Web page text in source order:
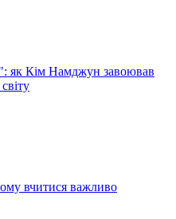
як Кім Намджун завоював
вчитися важливо